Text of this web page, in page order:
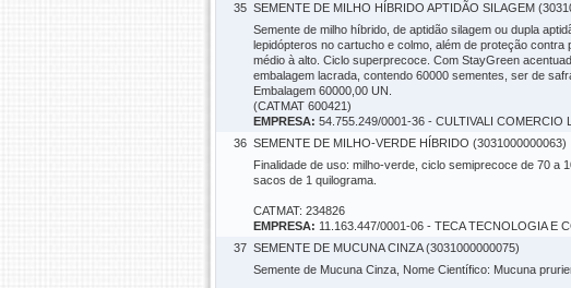
35 SEMENTE DE MILHO HÍBRIDO APTIDÃO SILAGEM
Semente de milho híbrido, de aptidão silagem ou dupla
lepidópteros no cartucho e colmo, além de proteção
médio à alto. Ciclo superprecoce. Com StayGreen
embalagem lacrada, contendo 60000 sementes, ser de
Embalagem 60000,00 UN.
(CATMAT 600421)
EMPRESA: 54.755.249/0001-36 - CULTIVALI COMERCIO
36 SEMENTE DE MILHO-VERDE HÍBRIDO (3031000000063)
Finalidade de uso: milho-verde, ciclo semiprecoce de 70 a
sacos de 1 quilograma.
CATMAT: 234826
EMPRESA: 11.163.447/0001-06 - TECA TECNOLOGIA E
37 SEMENTE DE MUCUNA CINZA (3031000000075)
Semente de Mucuna Cinza, Nome Científico: Mucuna